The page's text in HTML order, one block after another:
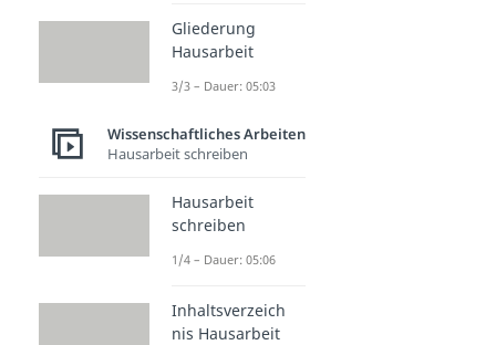
Gliederung
Hausarbeit
3/3 – Dauer: 05:03
Wissenschaftliches Arbeiten
Hausarbeit schreiben
Hausarbeit
schreiben
1/4 – Dauer: 05:06
Inhaltsverzeich
nis Hausarbeit